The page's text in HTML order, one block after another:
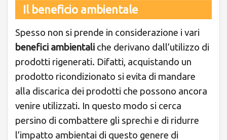
Il beneficio ambientale
Spesso non si prende in considerazione i vari
benefici ambientali che derivano dall’utilizzo di
prodotti rigenerati. Difatti, acquistando un
prodotto ricondizionato si evita di mandare
alla discarica dei prodotti che possono ancora
venire utilizzati. In questo modo si cerca
persino di combattere gli sprechi e di ridurre
l’impatto ambientai di questo genere di